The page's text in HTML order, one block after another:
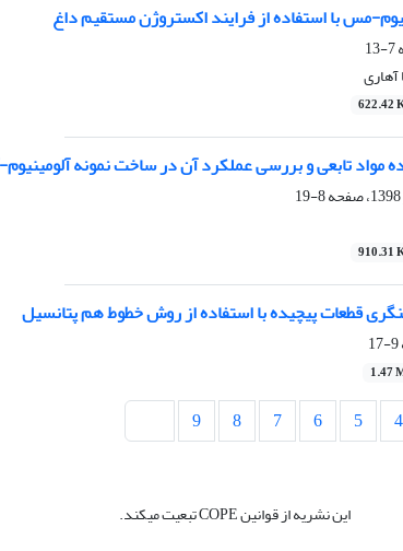
مس با استفاده از فرایند اکستروژن مستقیم داغ
7-13
622.42
تابعی و بررسی عملکرد آن در ساخت نمونه آلومینیوم-
8-19
910.31
قطعات پیچیده با استفاده از روش خطوط هم پتانسیل
9-17
1.47
4
5
6
7
8
9
این نشریه از قوانین COPE تبعیت میکند.